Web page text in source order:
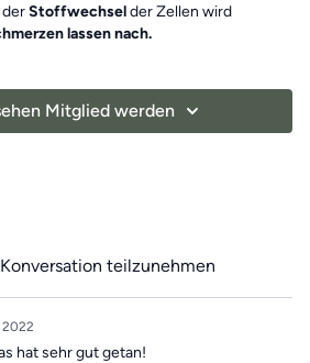
Stoffwechselder Zellen wird
lassen nach.
vorzubeugen.
Mitglied werden
teilzunehmen
2022
hat sehr gut getan!